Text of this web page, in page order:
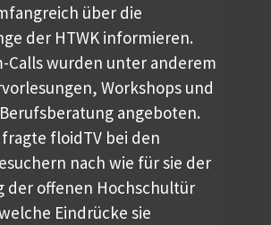
über die
der HTWK informieren.
Calls wurden unter anderem
Workshops und
angeboten.
floidTV bei den
nach wie für sie der
der offenen Hochschultür
Eindrücke sie